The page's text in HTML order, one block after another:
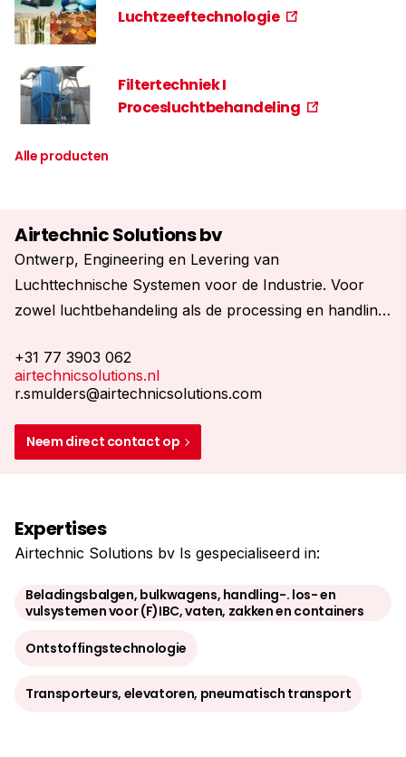
Luchtzeeftechnologie
Filtertechniek I
Procesluchtbehandeling
Alle producten
Airtechnic Solutions bv
Ontwerp, Engineering en Levering van
Luchttechnische Systemen voor de Industrie. Voor
zowel luchtbehandeling als de processing en handling
+31 77 3903 062
airtechnicsolutions.nl
r.smulders@airtechnicsolutions.com
Neem direct contact op
Expertises
Airtechnic Solutions bv Is gespecialiseerd in:
Beladingsbalgen, bulkwagens, handling-. los- en
vulsystemen voor (F)IBC, vaten, zakken en containers
Ontstoffingstechnologie
Transporteurs, elevatoren, pneumatisch transport